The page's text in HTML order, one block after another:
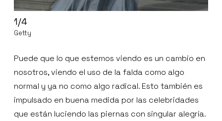
1/4
Getty
Puede que lo que estemos viendo es un cambio en
nosotros, viendo el uso de la falda como algo
normal y ya no como algo radical. Esto también es
impulsado en buena medida por las celebridades
que están luciendo las piernas con singular alegría.